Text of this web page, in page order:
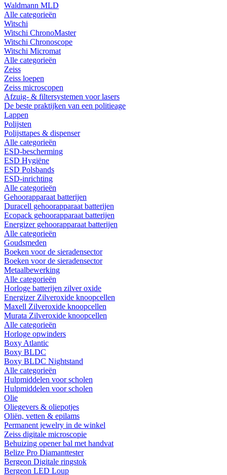
Waldmann MLD
Alle categorieën
Witschi
Witschi ChronoMaster
Witschi Chronoscope
Witschi Micromat
Alle categorieën
Zeiss
Zeiss loepen
Zeiss microscopen
Afzuig- & filtersystemen voor lasers
De beste praktijken van een politieage
Lappen
Polijsten
Polijsttapes & dispenser
Alle categorieën
ESD-bescherming
ESD Hygiëne
ESD Polsbands
ESD-inrichting
Alle categorieën
Gehoorapparaat batterijen
Duracell gehoorapparaat batterijen
Ecopack gehoorapparaat batterijen
Energizer gehoorapparaat batterijen
Alle categorieën
Goudsmeden
Boeken voor de sieradensector
Boeken voor de sieradensector
Metaalbewerking
Alle categorieën
Horloge batterijen zilver oxide
Energizer Zilveroxide knoopcellen
Maxell Zilveroxide knoopcellen
Murata Zilveroxide knoopcellen
Alle categorieën
Horloge opwinders
Boxy Atlantic
Boxy BLDC
Boxy BLDC Nightstand
Alle categorieën
Hulpmiddelen voor scholen
Hulpmiddelen voor scholen
Olie
Oliegevers & oliepotjes
Oliën, vetten & epilams
Permanent jewelry in de winkel
Zeiss digitale microscopie
Behuizing opener bal met handvat
Belize Pro Diamanttester
Bergeon Digitale ringstok
Bergeon LED Loup